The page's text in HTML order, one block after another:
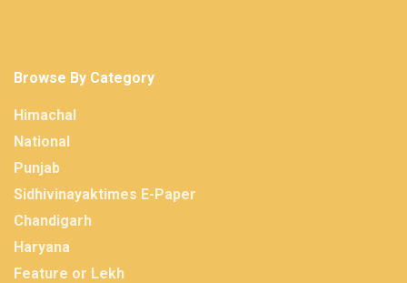
Browse By Category
Himachal
National
Punjab
Sidhivinayaktimes E-Paper
Chandigarh
Haryana
Feature or Lekh